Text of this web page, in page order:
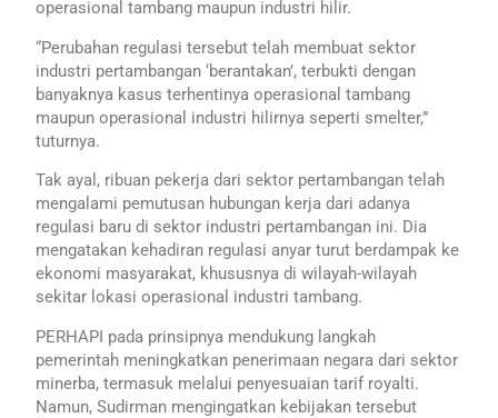
operasional tambang maupun industri hilir.
“Perubahan regulasi tersebut telah membuat sektor
industri pertambangan ‘berantakan’, terbukti dengan
banyaknya kasus terhentinya operasional tambang
maupun operasional industri hilirnya seperti smelter,”
tuturnya.
Tak ayal, ribuan pekerja dari sektor pertambangan telah
mengalami pemutusan hubungan kerja dari adanya
regulasi baru di sektor industri pertambangan ini. Dia
mengatakan kehadiran regulasi anyar turut berdampak ke
ekonomi masyarakat, khususnya di wilayah-wilayah
sekitar lokasi operasional industri tambang.
PERHAPI pada prinsipnya mendukung langkah
pemerintah meningkatkan penerimaan negara dari sektor
minerba, termasuk melalui penyesuaian tarif royalti.
Namun, Sudirman mengingatkan kebijakan tersebut